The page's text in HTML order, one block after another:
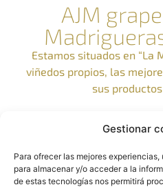
Gestionar
Para ofrecer las mejores
para almacenar y/o acceder a la
de estas tecnologías nos permitirá
AJM
Estamos situados en “La
viñedos propios, las
sus